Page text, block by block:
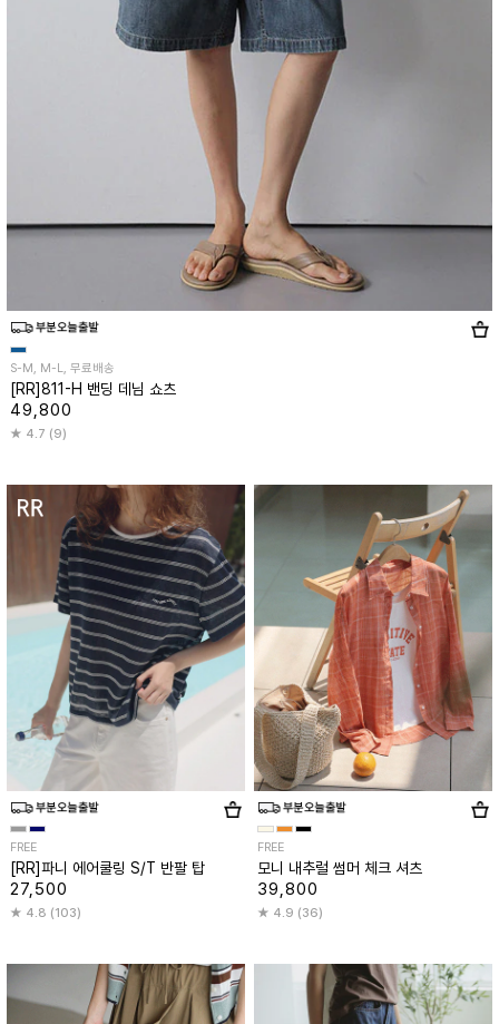
S-M, M-L, 무료배송
[RR]811-H 밴딩 데님 쇼츠
49,800
4.7 (9)
FREE
[RR]파니 에어쿨링 S/T 반팔 탑
27,500
4.8 (103)
FREE
모니 내추럴 썸머 체크 셔츠
39,800
4.9 (36)